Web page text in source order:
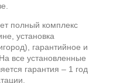
полный комплекс
установка
гарантийное и
все установленные
гарантия – 1 год